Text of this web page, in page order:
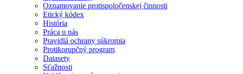
Oznamovanie protispoločenskej činnosti
Etický kódex
História
Práca u nás
Pravidlá ochrany súkromia
Protikorupčný program
Datasety
Sťažnosti